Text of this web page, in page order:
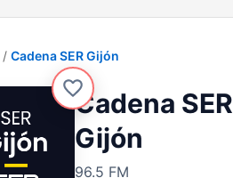
Cadena SER Gijón
Cadena SER
Gijón
96.5 FM